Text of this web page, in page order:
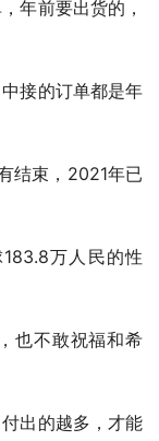
年前要出货的，
接的订单都是年
结束，2021年已
万人民的性
也不敢祝福和希
出的越多，才能